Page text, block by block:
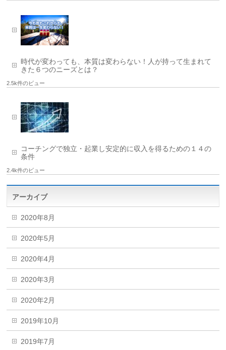
時代が変わっても、本質は変わらない！人が持って生まれて
きた６つのニーズとは？
2.5k件のビュー
コーチングで独立・起業し安定的に収入を得るための１４の
条件
2.4k件のビュー
アーカイブ
2020年8月
2020年5月
2020年4月
2020年3月
2020年2月
2019年10月
2019年7月